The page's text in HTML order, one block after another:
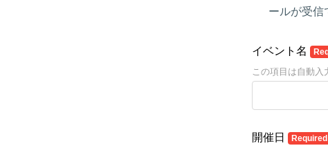
ールが受信
イベント名
この項目は自動入
開催日 Required